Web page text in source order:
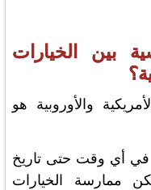
بين الخيارات
والأوروبية هو
في أي وقت حتى تاريخ
ممارسة الخيارات